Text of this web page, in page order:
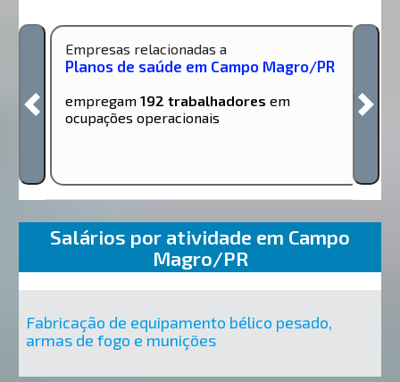
Empresas relacionadas a
Planos de saúde em Campo Magro/PR
empregam 192 trabalhadores em
ocupações operacionais
Salários por atividade em Campo
Magro/PR
Fabricação de equipamento bélico pesado,
armas de fogo e munições